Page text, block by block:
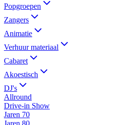
Popgroepen
Zangers
Animatie
Verhuur materiaal
Cabaret
Akoestisch
DJ's
Allround
Drive-in Show
Jaren 70
Jaren 80